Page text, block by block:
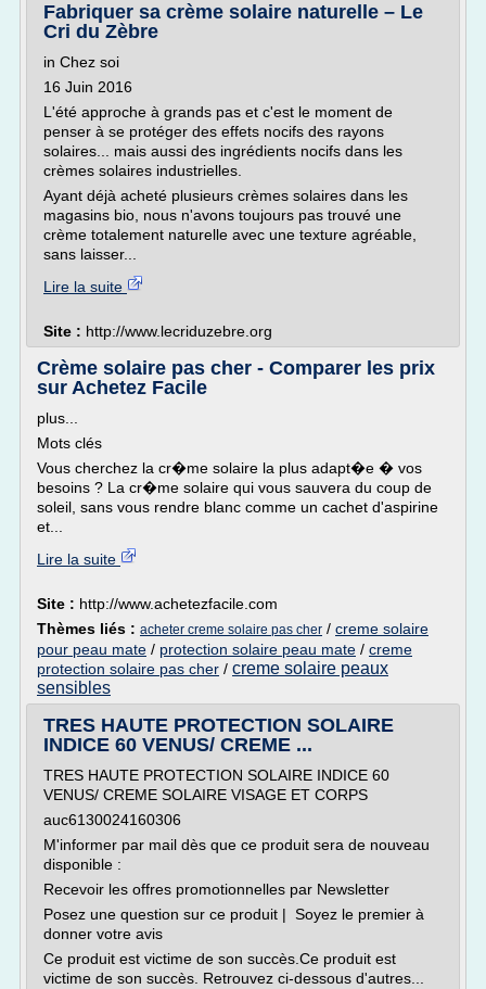
Fabriquer sa crème solaire naturelle – Le
Cri du Zèbre
in Chez soi
16 Juin 2016
L'été approche à grands pas et c'est le moment de
penser à se protéger des effets nocifs des rayons
solaires... mais aussi des ingrédients nocifs dans les
crèmes solaires industrielles.
Ayant déjà acheté plusieurs crèmes solaires dans les
magasins bio, nous n'avons toujours pas trouvé une
crème totalement naturelle avec une texture agréable,
sans laisser...
Lire la suite
Site : http://www.lecriduzebre.org
Crème solaire pas cher - Comparer les prix
sur Achetez Facile
plus...
Mots clés
Vous cherchez la cr�me solaire la plus adapt�e � vos
besoins ? La cr�me solaire qui vous sauvera du coup de
soleil, sans vous rendre blanc comme un cachet d'aspirine
et...
Lire la suite
Site : http://www.achetezfacile.com
Thèmes liés : acheter creme solaire pas cher / creme solaire
pour peau mate / protection solaire peau mate / creme
protection solaire pas cher / creme solaire peaux
sensibles
TRES HAUTE PROTECTION SOLAIRE
INDICE 60 VENUS/ CREME ...
TRES HAUTE PROTECTION SOLAIRE INDICE 60
VENUS/ CREME SOLAIRE VISAGE ET CORPS
auc6130024160306
M'informer par mail dès que ce produit sera de nouveau
disponible :
Recevoir les offres promotionnelles par Newsletter
Posez une question sur ce produit | Soyez le premier à
donner votre avis
Ce produit est victime de son succès.Ce produit est
victime de son succès. Retrouvez ci-dessous d'autres...